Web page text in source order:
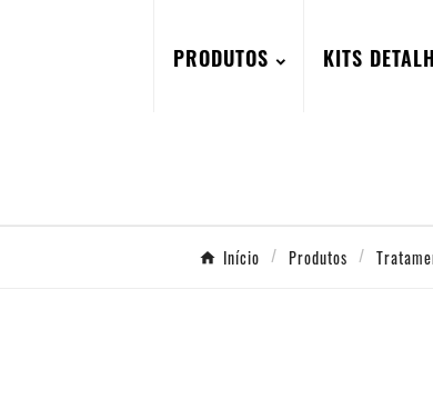
PRODUTOS KITS
Início Produtos